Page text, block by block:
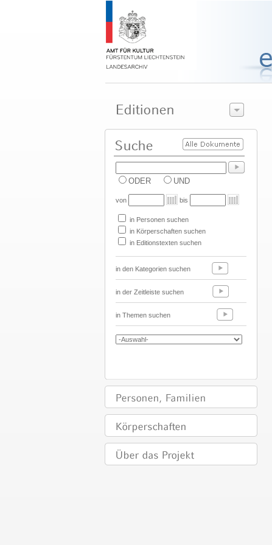
ODER UND
von bis
in Personen suchen
in Körperschaften suchen
in Editionstexten suchen
in den Kategorien suchen
in der Zeitleiste suchen
in Themen suchen